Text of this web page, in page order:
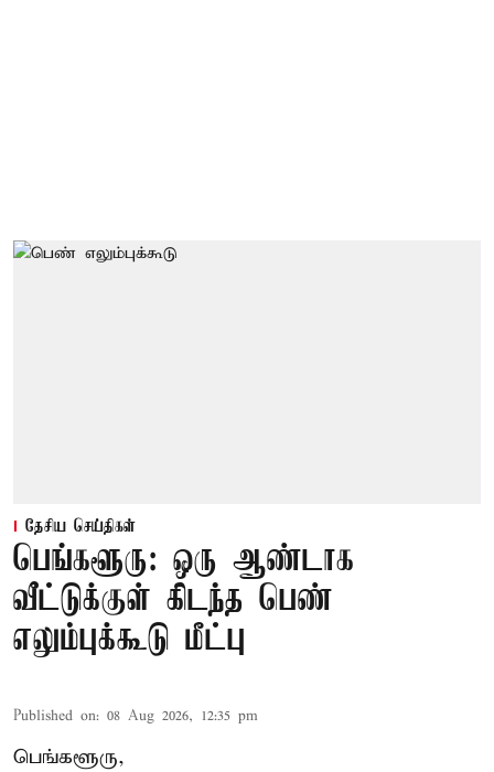
தேசிய செய்திகள்
பெங்களூரு: ஒரு ஆண்டாக
வீட்டுக்குள் கிடந்த பெண்
எலும்புக்கூடு மீட்பு
Published on: 08 Aug 2026, 12:35 pm
பெங்களூரு,